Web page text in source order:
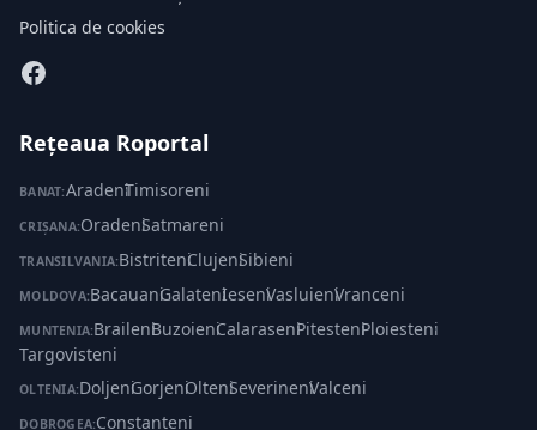
Politica de cookies
Rețeaua Roportal
BANAT:Aradeni·Timisoreni
CRIȘANA:Oradeni·Satmareni
TRANSILVANIA:Bistriteni·Clujeni·Sibieni
MOLDOVA:Bacauani·Galateni·Ieseni·Vasluieni·Vranceni
MUNTENIA:Braileni·Buzoieni·Calaraseni·Pitesteni·Ploiesteni·
Targovisteni
OLTENIA:Doljeni·Gorjeni·Olteni·Severineni·Valceni
DOBROGEA:Constanteni